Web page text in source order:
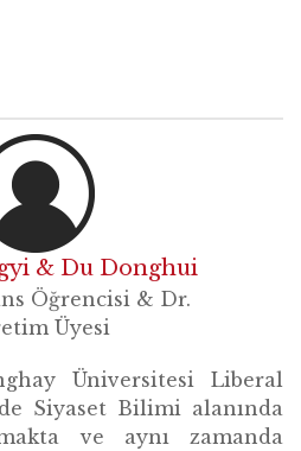
& Du Donghui
Öğrencisi & Dr.
Üyesi
Üniversitesi Liberal
Siyaset Bilimi alanında
ve aynı zamanda